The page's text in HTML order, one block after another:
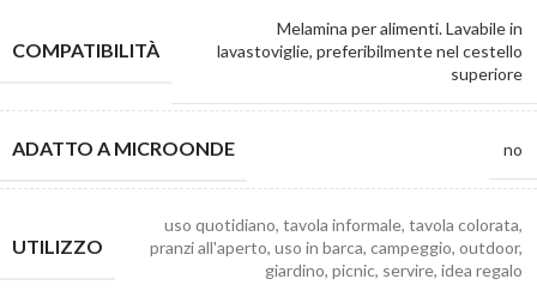
COMPATIBILITÀ
Melamina per alimenti. Lavabile in
lavastoviglie, preferibilmente nel cestello
superiore
ADATTO A MICROONDE no
UTILIZZO
uso quotidiano, tavola informale, tavola colorata,
pranzi all'aperto, uso in barca, campeggio, outdoor,
giardino, picnic, servire, idea regalo